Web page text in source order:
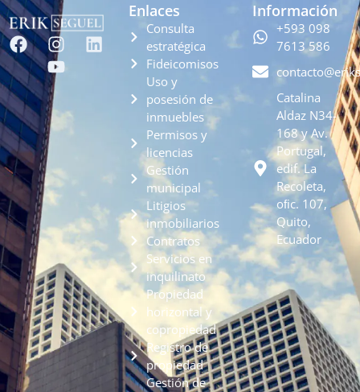
Enlaces
Consulta
estratégica
Fideicomisos
Uso y
posesión de
inmuebles
Permisos y
licencias
Gestión
municipal
Litigios
inmobiliarios
Contratos
Servicios en
inquilinato
Propiedad
horizontal y
copropiedad
Registro de
propiedad
Gestión de
Información
+593 098
7613 586
Catalina
Aldaz N34-
168 y Av.
Portugal,
edif. La
Recoleta,
oﬁc. 107,
Quito,
Ecuador